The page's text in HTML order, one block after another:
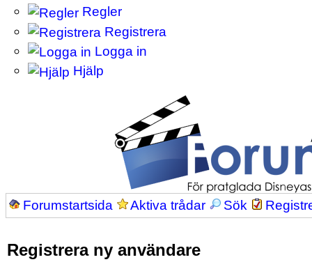
Regler
Registrera
Logga in
Hjälp
Forumstartsida Aktiva trådar Sök
Registrera ny användare